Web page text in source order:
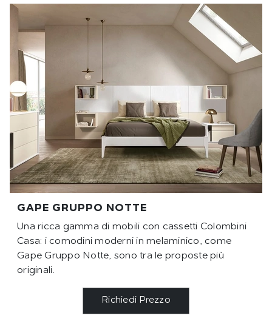
GAPE GRUPPO NOTTE
Una ricca gamma di mobili con cassetti Colombini
Casa: i comodini moderni in melaminico, come
Gape Gruppo Notte, sono tra le proposte più
originali.
Richiedi Prezzo